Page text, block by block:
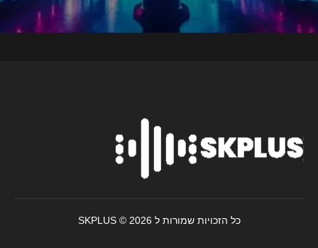
כל הזכויות שמורות ל SKPLUS © 2026